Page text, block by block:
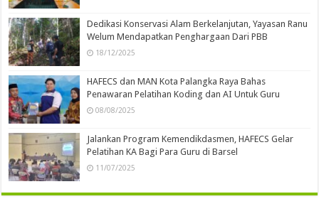
Dedikasi Konservasi Alam Berkelanjutan, Yayasan Ranu
Welum Mendapatkan Penghargaan Dari PBB
18/12/2025
HAFECS dan MAN Kota Palangka Raya Bahas
Penawaran Pelatihan Koding dan AI Untuk Guru
08/08/2025
Jalankan Program Kemendikdasmen, HAFECS Gelar
Pelatihan KA Bagi Para Guru di Barsel
11/07/2025